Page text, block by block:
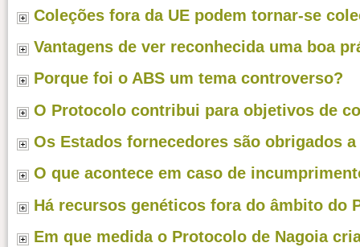
Coleções fora da UE podem tornar-se
Vantagens de ver reconhecida uma boa
Porque foi o ABS um tema controverso?
O Protocolo contribui para objetivos de
Os Estados fornecedores são obrigados
O que acontece em caso de
Há recursos genéticos fora do âmbito do
Em que medida o Protocolo de Nagoia